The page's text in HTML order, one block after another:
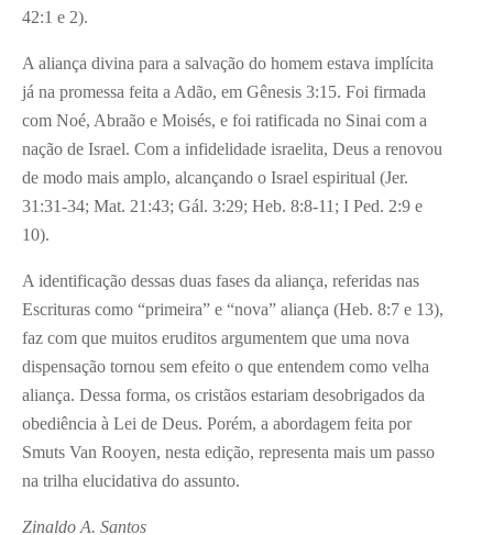
42:1 e 2).
A aliança divina para a salvação do homem estava implícita
já na promessa feita a Adão, em Gênesis 3:15. Foi firmada
com Noé, Abraão e Moisés, e foi ratificada no Sinai com a
nação de Israel. Com a infidelidade israelita, Deus a renovou
de modo mais amplo, alcançando o Israel espiritual (Jer.
31:31-34; Mat. 21:43; Gál. 3:29; Heb. 8:8-11; I Ped. 2:9 e
10).
A identificação dessas duas fases da aliança, referidas nas
Escrituras como “primeira” e “nova” aliança (Heb. 8:7 e 13),
faz com que muitos eruditos argumentem que uma nova
dispensação tornou sem efeito o que entendem como velha
aliança. Dessa forma, os cristãos estariam desobrigados da
obediência à Lei de Deus. Porém, a abordagem feita por
Smuts Van Rooyen, nesta edição, representa mais um passo
na trilha elucidativa do assunto.
Zinaldo A. Santos